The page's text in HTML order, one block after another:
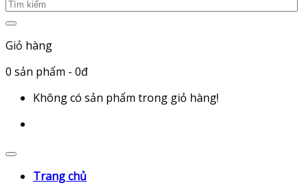
Giỏ hàng
0 sản phẩm - 0đ
Không có sản phẩm trong giỏ hàng!
Trang chủ